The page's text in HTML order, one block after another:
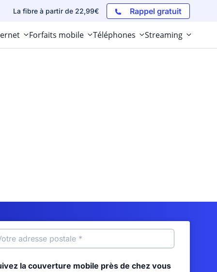
La fibre à partir de 22,99€ Rappel gratuit
Forfaits mobile Téléphones Streaming
la couverture mobile près de chez vous